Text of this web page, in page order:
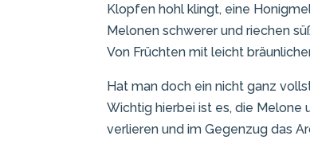
Klopfen hohl klingt, eine
Melonen schwerer und riechen
Von Früchten mit leicht
Hat man doch ein nicht ganz
Wichtig hierbei ist es, die Melone
verlieren und im Gegenzug das